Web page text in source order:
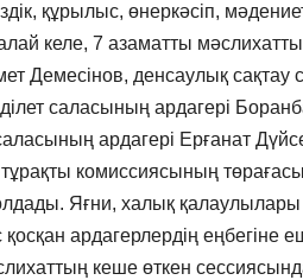
құрылыс, өнеркәсіп,
келе, 7 азаматты
Демесінов, денсаулық
саласының ардагері
ардагері Ерғанат
комиссиясының
Яғни, халық қалаулылары
қосқан ардагерлердің еңбегіне
кеше өткен